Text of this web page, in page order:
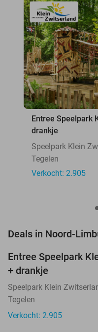
Entree Speelpark
drankje
Speelpark Klein
Tegelen
Verkocht: 2.905
Deals in Noord-
Entree Speelpark
+ drankje
Speelpark Klein
Tegelen
Verkocht: 2.905